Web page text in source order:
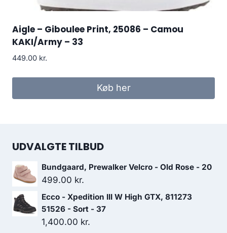
Aigle – Giboulee Print, 25086 – Camou
KAKI/Army – 33
449.00 kr.
Køb her
UDVALGTE TILBUD
Bundgaard, Prewalker Velcro - Old Rose - 20
499.00 kr.
Ecco - Xpedition III W High GTX, 811273
51526 - Sort - 37
1,400.00 kr.